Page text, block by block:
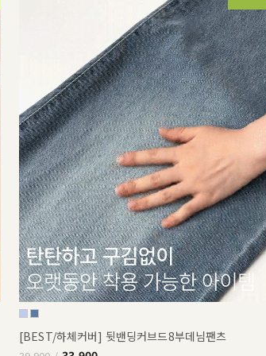
[BEST/하체커버] 뒷밴딩커브드8부데님팬츠